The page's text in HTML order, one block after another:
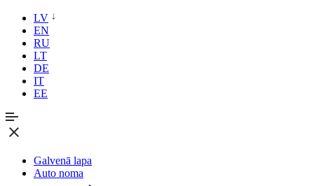
LV
EN
RU
LT
DE
IT
EE
Galvenā lapa
Auto noma